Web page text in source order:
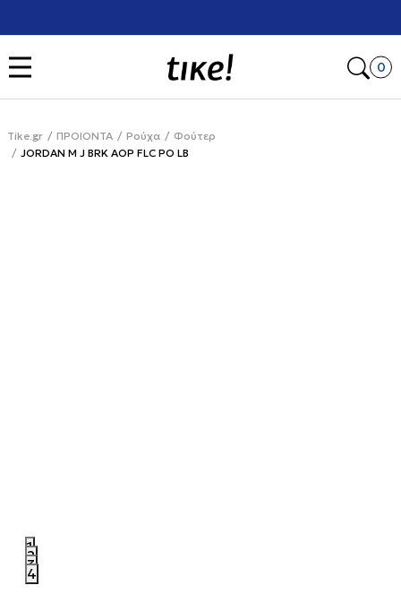
0
Tike.gr ΠΡΟΙΟΝΤΑ Ρούχα
Φούτερ
JORDAN M J BRK AOP FLC PO LB
1
2
3
4